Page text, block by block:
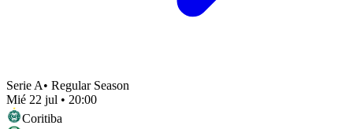
Serie A• Regular Season
Mié 22 jul • 20:00
Coritiba